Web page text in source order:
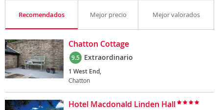
Recomendados Mejor precio Mejor valorados
Chatton Cottage
9.5 Extraordinario
1 West End,
Chatton
Hotel Macdonald Linden Hall